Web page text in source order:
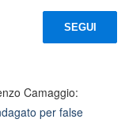
SEGUI
Camaggio:
per false